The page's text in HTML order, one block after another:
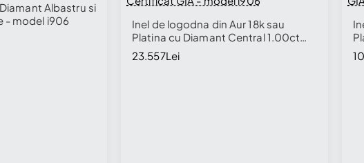
Albastru si
- model i906
Inel de logodna din Aur 18k sau
Platina cu Diamant Central 1.00ct
Certificat GIA - model i906
23.557Lei